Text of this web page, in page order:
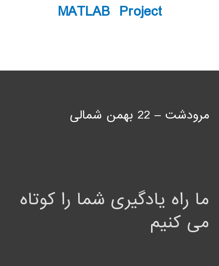
MATLAB Project
مرودشت – 22 بهمن شمالی
ما راه یادگیری شما را کوتاه
می کنیم